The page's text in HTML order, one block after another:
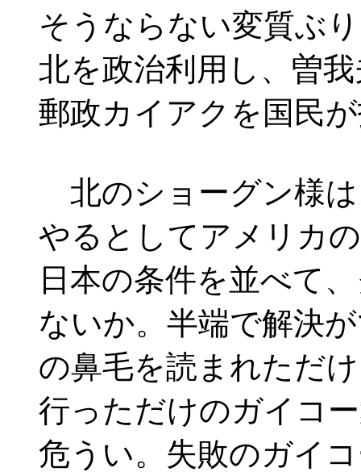
そうならない変質ぶ
北を政治利用し、曽
郵政カイアクを国民
北のショーグン様は
やるとしてアメリカ
日本の条件を並べて
ないか。半端で解決
の鼻毛を読まれただ
行っただけのガイコ
危うい。失敗のガイ